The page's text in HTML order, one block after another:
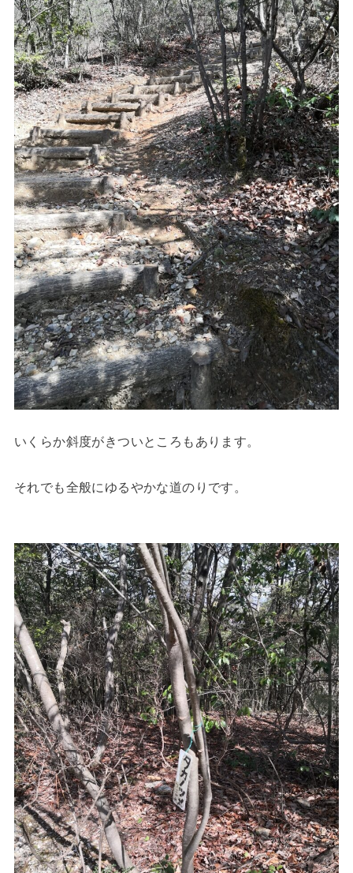
いくらか斜度がきついところもあります。
それでも全般にゆるやかな道のりです。